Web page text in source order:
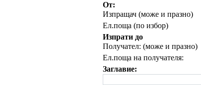
От:
Изпращач (може и празно)
Ел.поща (по избор)
Изпрати до
Получател: (може и празно)
Ел.поща на получателя:
Заглавие: